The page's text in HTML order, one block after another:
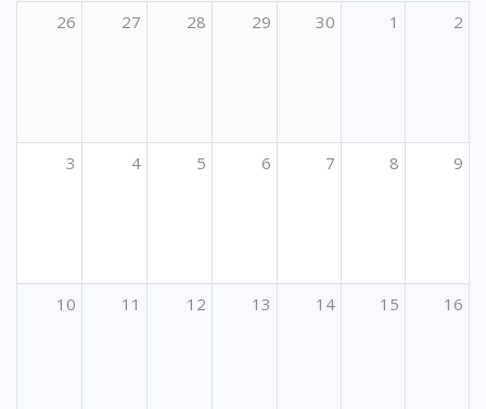
26 27 28 29 30 1 2
3 4 5 6 7 8 9
10 11 12 13 14 15 16